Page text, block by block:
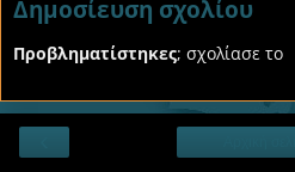
Δημοσίευση σχολίου
Προβληματίστηκες; σχολίασε το